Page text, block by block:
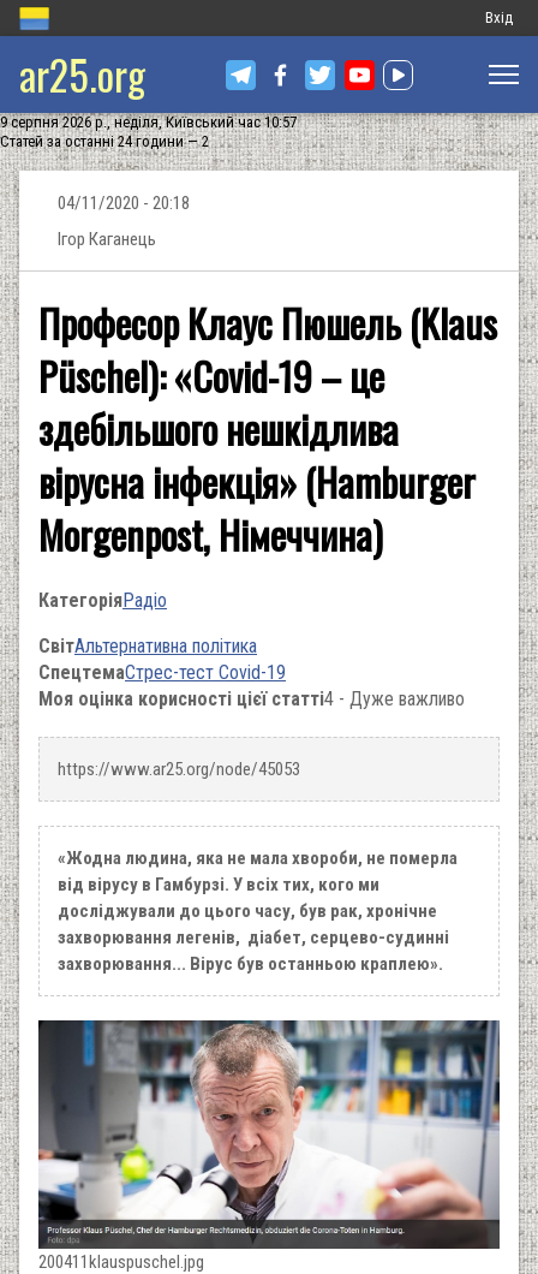
Меню
запису
Вхід
ar25.org
9 серпня 2026 р., неділя, Київський час 10:57
Статей за останні 24 години — 2
04/11/2020 - 20:18
Ігор Каганець
Професор Клаус Пюшель (Klaus
Püschel): «Covid-19 – це
здебільшого нешкідлива
вірусна інфекція» (Hamburger
Morgenpost, Німеччина)
КатегоріяРадіо
СвітАльтернативна політика
СпецтемаСтрес-тест Covid-19
Моя оцінка корисності цієї статті4 - Дуже важливо
https://www.ar25.org/node/45053
«Жодна людина, яка не мала хвороби, не померла
від вірусу в Гамбурзі. У всіх тих, кого ми
досліджували до цього часу, був рак, хронічне
захворювання легенів, діабет, серцево-судинні
захворювання... Вірус був останньою краплею».
200411klauspuschel.jpg